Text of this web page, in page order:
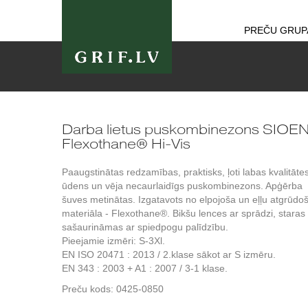
PREČU
Darba lietus puskombinezons
Flexothane® Hi-Vis
Paaugstinātas redzamības, praktisks, ļoti labas
ūdens un vēja necaurlaidīgs puskombinezons. Apģērba
šuves metinātas. Izgatavots no elpojoša un eļļu
materiāla - Flexothane®. Bikšu lences ar sprādzi, staras
sašaurināmas ar spiedpogu palīdzību.
Pieejamie izmēri: S-3Xl.
EN ISO 20471 : 2013 / 2.klase sākot ar S izmēru.
EN 343 : 2003 + A1 : 2007 / 3-1 klase.
Preču kods: 0425-0850